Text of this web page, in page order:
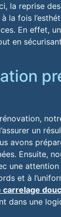
la reprise
la fois
En effet,
en
un
avons
Ensuite,
une
et à
dans une